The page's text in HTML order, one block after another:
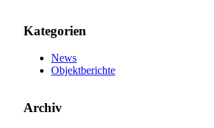
Kategorien
News
Objektberichte
Archiv